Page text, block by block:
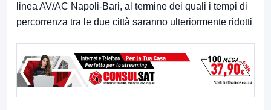
linea AV/AC Napoli-Bari, al termine dei quali i tempi di
percorrenza tra le due città saranno ulteriormente ridotti